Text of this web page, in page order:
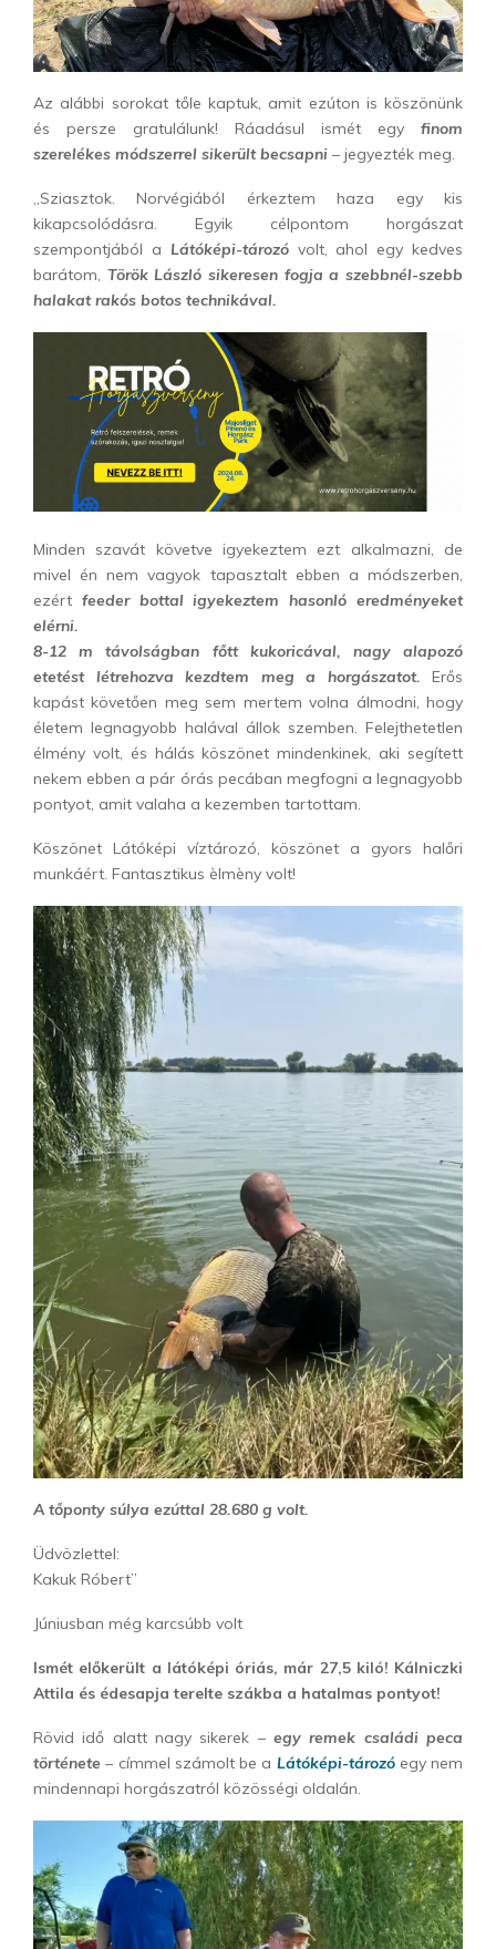
Az alábbi sorokat tőle kaptuk, amit ezúton is köszönünk
és persze gratulálunk! Ráadásul ismét egy finom
szerelékes módszerrel sikerült becsapni – jegyezték meg.
„Sziasztok. Norvégiából érkeztem haza egy kis
kikapcsolódásra. Egyik célpontom horgászat
szempontjából a Látóképi-tározóvolt, ahol egy kedves
barátom, Török László sikeresen fogja a szebbnél-szebb
halakat rakós botos technikával.
Minden szavát követve igyekeztem ezt alkalmazni, de
mivel én nem vagyok tapasztalt ebben a módszerben,
ezért feeder bottal igyekeztem hasonló eredményeket
elérni.
8-12 m távolságban főtt kukoricával, nagy alapozó
etetést létrehozva kezdtem meg a horgászatot. Erős
kapást követően meg sem mertem volna álmodni, hogy
életem legnagyobb halával állok szemben. Felejthetetlen
élmény volt, és hálás köszönet mindenkinek, aki segített
nekem ebben a pár órás pecában megfogni a legnagyobb
pontyot, amit valaha a kezemben tartottam.
Köszönet Látóképi víztározó, köszönet a gyors halőri
munkáért. Fantasztikus èlmèny volt!
A tőponty súlya ezúttal 28.680 g volt.
Üdvözlettel:
Kakuk Róbert”
Júniusban még karcsúbb volt
Ismét előkerült a látóképi óriás, már 27,5 kiló! Kálniczki
Attila és édesapja terelte szákba a hatalmas pontyot!
Rövid idő alatt nagy sikerek – egy remek családi peca
története – címmel számolt be a Látóképi-tározóegy nem
mindennapi horgászatról közösségi oldalán.